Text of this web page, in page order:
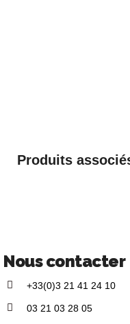
Produits
Nous contacter
+33(0)3 21 41 24 10
03 21 03 28 05